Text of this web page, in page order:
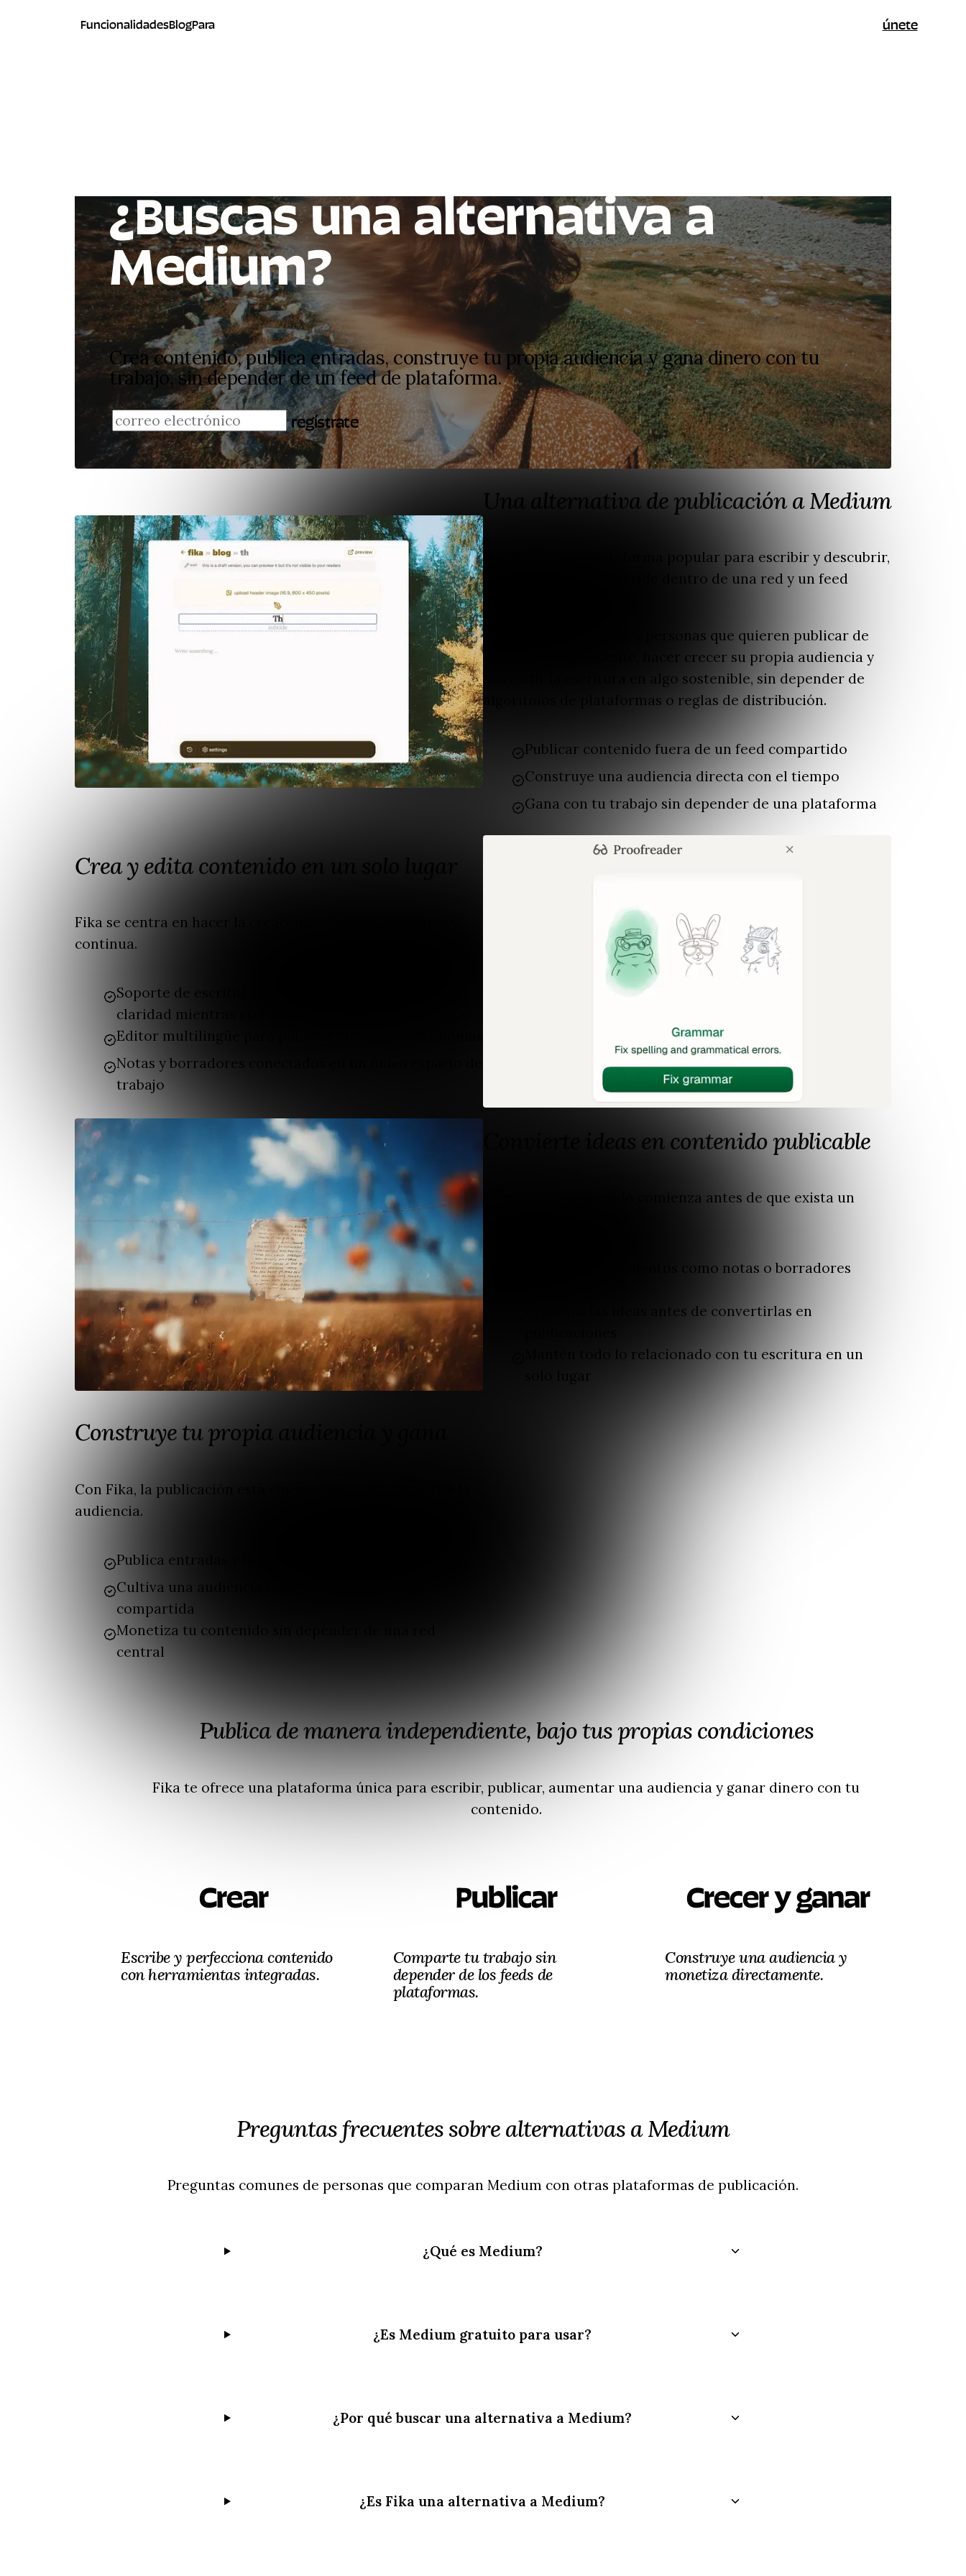
FuncionalidadesBlogPara únete
¿Buscas una alternativa a
Medium?
Crea contenido, publica entradas, construye tu propia audiencia y gana dinero con tu
trabajo, sin depender de un feed de plataforma.
regístrate
Una alternativa de publicación a Medium
Medium es una plataforma popular para escribir y descubrir,
donde el contenido reside dentro de una red y un feed
Fika está diseñado para personas que quieren publicar de
manera independiente, hacer crecer su propia audiencia y
convertir la escritura en algo sostenible, sin depender de
algoritmos de plataformas o reglas de distribución.
Publicar contenido fuera de un feed compartido
Construye una audiencia directa con el tiempo
Gana con tu trabajo sin depender de una plataforma
Crea y edita contenido en un solo lugar
Fika se centra en hacer la creación de contenido simple y
continua.
Soporte de escritura integrado para mejorar la
claridad mientras escribes
Editor multilingüe para publicar en diferentes idiomas
Notas y borradores conectados en un único espacio de
trabajo
Convierte ideas en contenido publicable
La escritura a menudo comienza antes de que exista un
Captura pensamientos como notas o borradores
Organiza las ideas antes de convertirlas en
Mantén todo lo relacionado con tu escritura en un
Construye tu propia audiencia y gana
Con Fika, la publicación está vinculada a la propiedad de la
audiencia.
Publica entradas y llega directamente a los lectores
Cultiva una audiencia fuera de una plataforma
compartida
Monetiza tu contenido sin depender de una red
central
Publica de manera independiente, bajo tus propias condiciones
Fika te ofrece una plataforma única para escribir, publicar, aumentar una audiencia y ganar dinero con tu
contenido.
Crear
Escribe y perfecciona contenido
con herramientas integradas.
Publicar
Comparte tu trabajo sin
depender de los feeds de
plataformas.
Crecer y ganar
Construye una audiencia y
monetiza directamente.
Preguntas frecuentes sobre alternativas a Medium
Preguntas comunes de personas que comparan Medium con otras plataformas de publicación.
¿Qué es Medium?
¿Es Medium gratuito para usar?
¿Por qué buscar una alternativa a Medium?
¿Es Fika una alternativa a Medium?